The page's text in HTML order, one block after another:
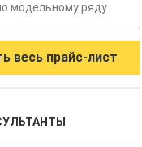
модельному ряду
весь прайс-лист